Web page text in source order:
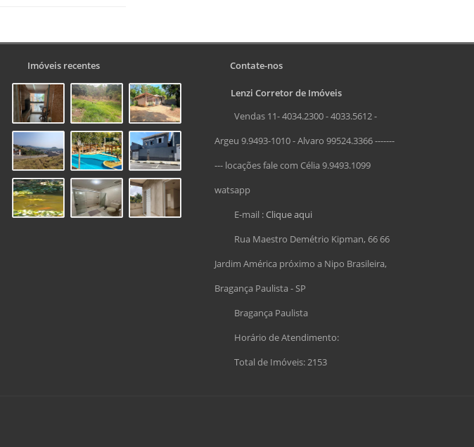
Imóveis recentes Contate-nos
Lenzi Corretor de Imóveis
Vendas 11- 4034.2300 - 4033.5612 -
Argeu 9.9493-1010 - Alvaro 99524.3366 -------
--- locações fale com Célia 9.9493.1099
watsapp
E-mail :Clique aqui
Rua Maestro Demétrio Kipman, 66 66
Jardim América próximo a Nipo Brasileira,
Bragança Paulista - SP
Bragança Paulista
Horário de Atendimento:
Total de Imóveis: 2153